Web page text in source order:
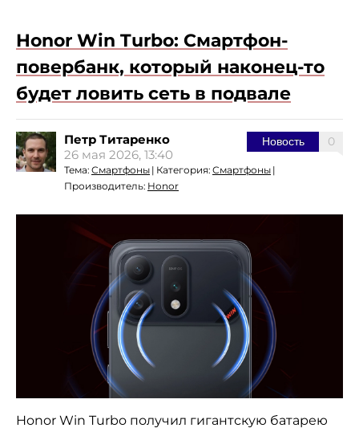
Honor Win Turbo: Смартфон-
повербанк, который наконец-то
будет ловить сеть в подвале
0
Новость
Петр Титаренко
26 мая 2026, 13:40
Тема: Смартфоны | Категория: Смартфоны |
Производитель: Honor
Honor Win Turbo получил гигантскую батарею